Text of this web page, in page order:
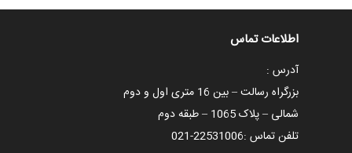
اطلاعات تماس
آدرس :
بزرگراه رسالت – بین 16 متری اول و دوم
شمالی – پلاک 1065 – طبقه دوم
تلفن تماس :021-22531006